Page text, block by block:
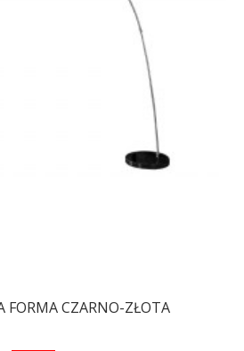
FORMA CZARNO-ZŁOTA